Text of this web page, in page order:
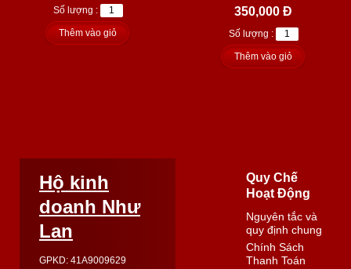
Số lượng :
Thêm vào giỏ
350,000 Đ
Số lượng :
Thêm vào giỏ
Hộ kinh
doanh Như
Lan
GPKD: 41A9009629
Quy Chế
Hoạt Động
Nguyên tắc và
quy định chung
Chính Sách
Thanh Toán